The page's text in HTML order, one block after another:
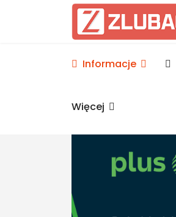
Informacje
Informacje
Więcej